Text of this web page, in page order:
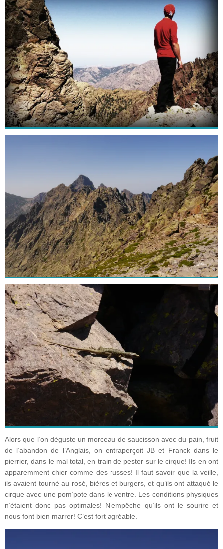
Alors que l’on déguste un morceau de saucisson avec du pain, fruit
de l’abandon de l’Anglais, on entraperçoit JB et Franck dans le
pierrier, dans le mal total, en train de pester sur le cirque! Ils en ont
apparemment chier comme des russes! Il faut savoir que la veille,
ils avaient tourné au rosé, bières et burgers, et qu’ils ont attaqué le
cirque avec une pom’pote dans le ventre. Les conditions physiques
n’étaient donc pas optimales! N’empêche qu’ils ont le sourire et
nous font bien marrer! C’est fort agréable.